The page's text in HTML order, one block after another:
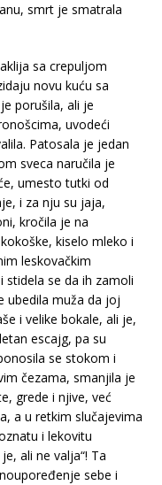
smrt je smatrala
sa crepuljom
novu kuću sa
porušila, ali je
uvodeći
Patosala je jedan
sveca naručila je
umesto tutki od
i za nju su jaja,
kročila je na
kiselo mleko i
leskovačkim
se da ih zamoli
ubedila muža da joj
i velike bokale, ali je,
escajg, pa su
se stokom i
čezama, smanjila je
grede i njive, već
a u retkim slučajevima
i lekovitu
ali ne valja“! Ta
sebe i